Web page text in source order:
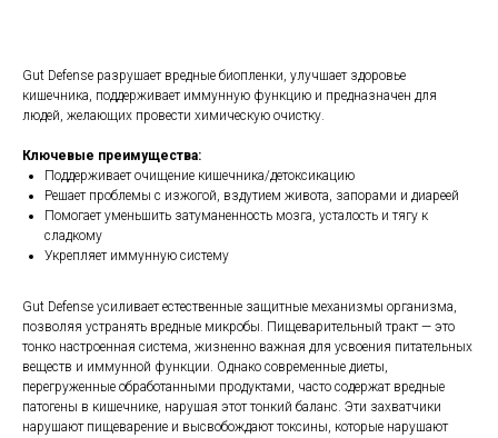
Gut Defense разрушает вредные биопленки, улучшает здоровье
кишечника, поддерживает иммунную функцию и предназначен для
людей, желающих провести химическую очистку.
Ключевые преимущества:
Поддерживает очищение кишечника/детоксикацию
Решает проблемы с изжогой, вздутием живота, запорами и диареей
Помогает уменьшить затуманенность мозга, усталость и тягу к
сладкому
Укрепляет иммунную систему
Gut Defense усиливает естественные защитные механизмы организма,
позволяя устранять вредные микробы. Пищеварительный тракт — это
тонко настроенная система, жизненно важная для усвоения питательных
веществ и иммунной функции. Однако современные диеты,
перегруженные обработанными продуктами, часто содержат вредные
патогены в кишечнике, нарушая этот тонкий баланс. Эти захватчики
нарушают пищеварение и высвобождают токсины, которые нарушают